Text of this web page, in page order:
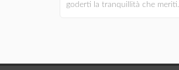
goderti la tranquillità che meriti.